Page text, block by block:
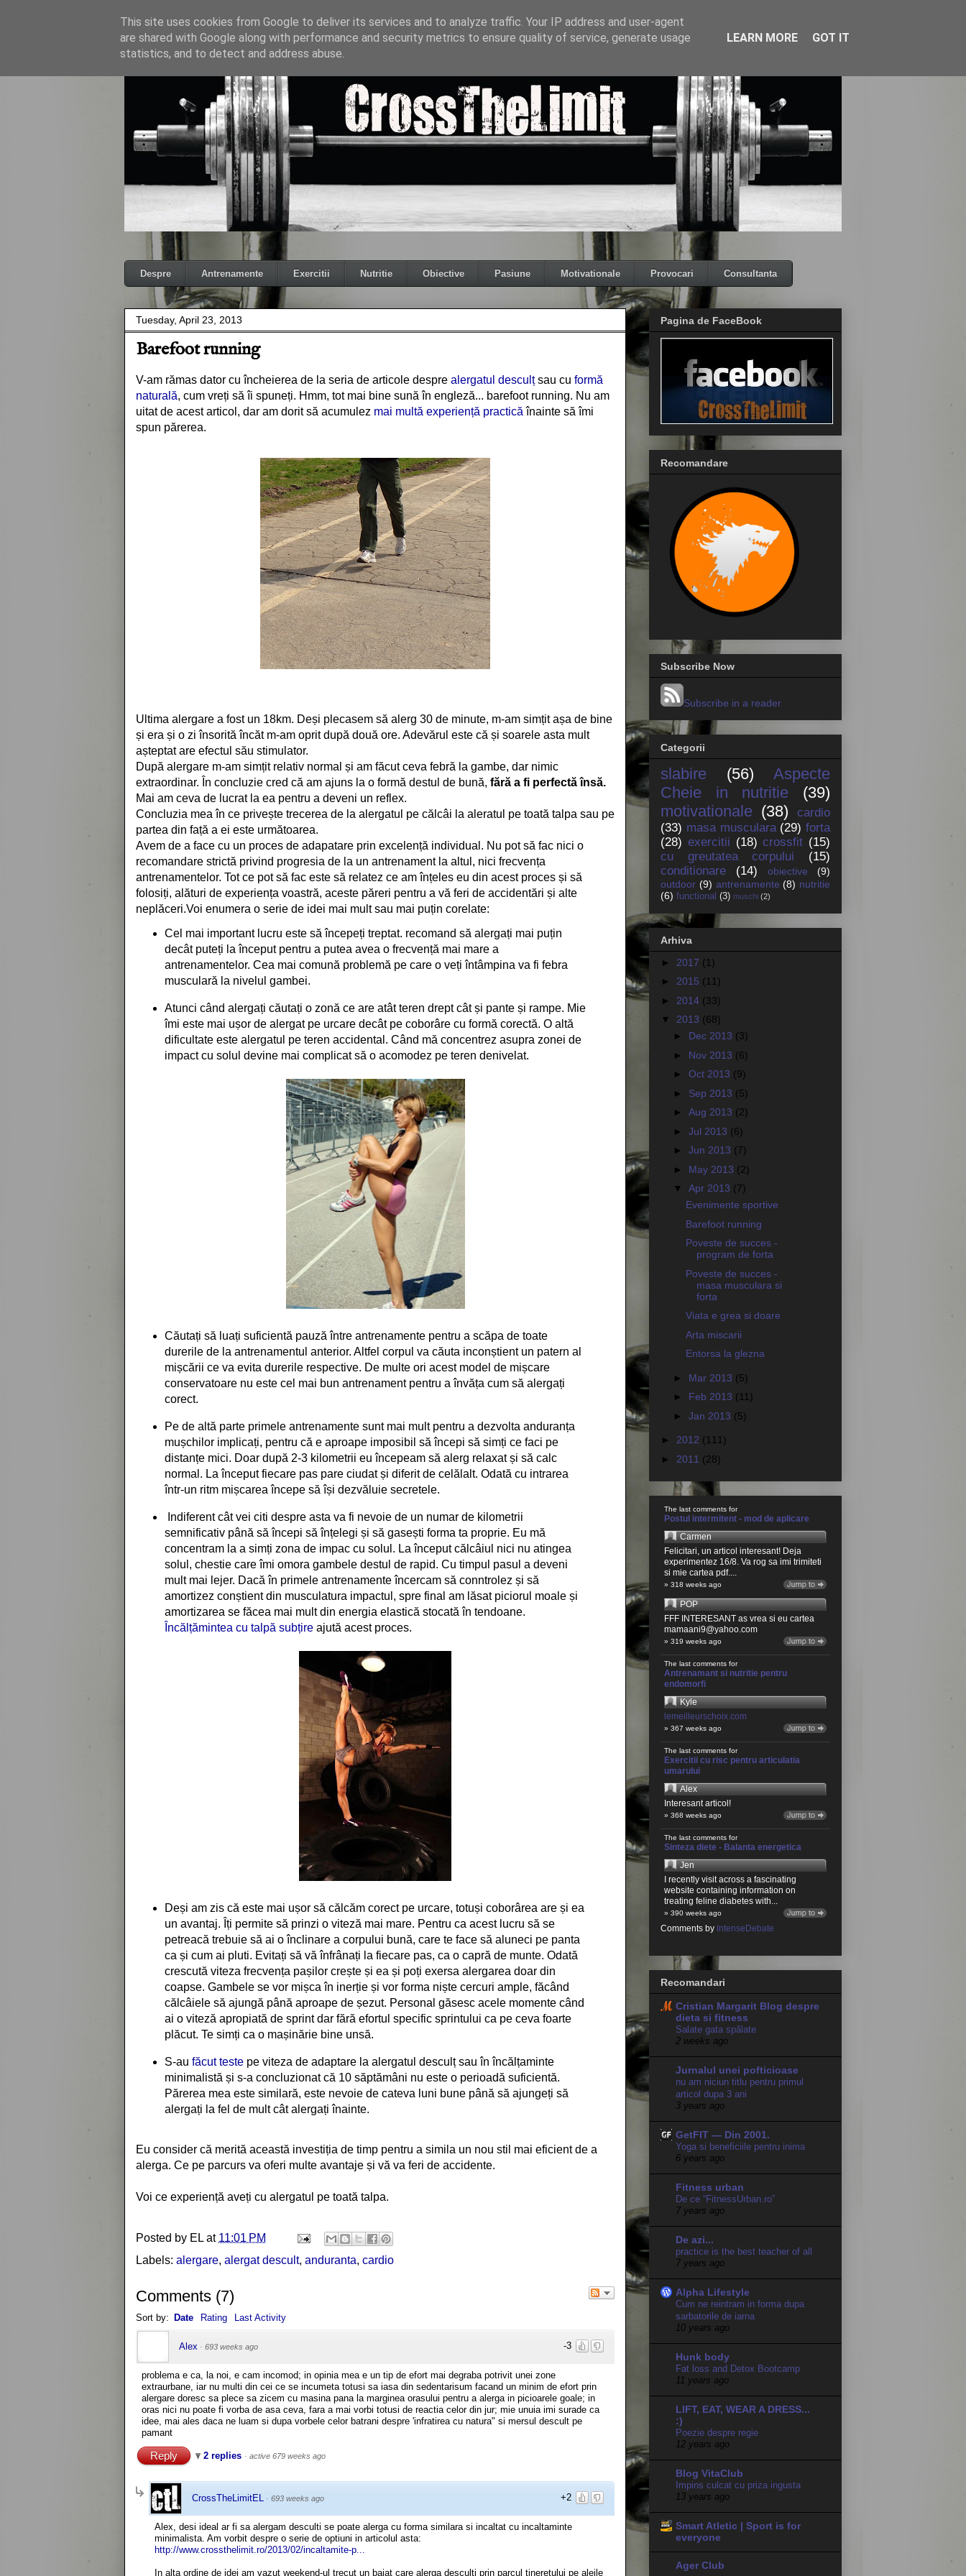
Despre Antrenamente Exercitii Nutritie Obiective Pasiune Motivationale Provocari Consultanta
Tuesday, April 23, 2013
Barefoot running
V-am rămas dator cu încheierea de la seria de articole despre alergatul desculțsau cu formă
naturală, cum vreți să îi spuneți. Hmm, tot mai bine sună în engleză... barefoot running. Nu am
uitat de acest articol, dar am dorit să acumulez mai multă experiență practică înainte să îmi
spun părerea.
Ultima alergare a fost un 18km. Deși plecasem să alerg 30 de minute, m-am simțit așa de bine
și era și o zi însorită încăt m-am oprit după două ore. Adevărul este că și soarele asta mult
așteptat are efectul său stimulator.
După alergare m-am simțit relativ normal și am făcut ceva febră la gambe, dar nimic
extraordinar. În concluzie cred că am ajuns la o formă destul de bună, fără a fi perfectă însă.
Mai am ceva de lucrat la ea pentru a deveni un reflex.
Concluzia mea în ce privește trecerea de la alergatul pe călcâi la aleratul pe toată talpa sau pe
partea din față a ei este următoarea.
Avem de a face cu un proces de adapatare prin excelență individual. Nu pot să fac nici o
recomandare strictă privind progresia de la un antrenament la altul, nici frecvența
antrenamentelor. Tot ce pot să fac este să relatez ce am înțeles eu din acest proces și să
folosiți, alături de experiența voastră, aceste păreri pentru a vă feri de accidentări și alte
neplăceri.Voi enumera o serie de idei mai mult sau mai puțin corelate:
Cel mai important lucru este să începeți treptat. recomand să alergați mai puțin
decât puteți la început pentru a putea avea o frecvență mai mare a
antrenamentelor. Cea mai comună problemă pe care o veți întâmpina va fi febra
musculară la nivelul gambei.
Atunci când alergați căutați o zonă ce are atât teren drept cât și pante și rampe. Mie
îmi este mai ușor de alergat pe urcare decât pe coborâre cu formă corectă. O altă
dificultate este alergatul pe teren accidental. Când mă concentrez asupra zonei de
impact cu solul devine mai complicat să o acomodez pe teren denivelat.
Căutați să luați suficientă pauză între antrenamente pentru a scăpa de toate
durerile de la antrenamentul anterior. Altfel corpul va căuta inconștient un patern al
mișcării ce va evita durerile respective. De multe ori acest model de mișcare
conservatoare nu este cel mai bun antrenament pentru a învăța cum să alergați
corect.
Pe de altă parte primele antrenamente sunt mai mult pentru a dezvolta anduranța
mușchilor implicați, pentru că e aproape imposibil să începi să simți ce faci pe
distanțe mici. Doar după 2-3 kilometrii eu începeam să alerg relaxat și să calc
normal. La început fiecare pas pare ciudat și diferit de celălalt. Odată cu intrarea
într-un ritm mișcarea începe să își dezvăluie secretele.
Indiferent cât vei citi despre asta va fi nevoie de un numar de kilometrii
semnificativ până să începi să înțelegi și să gasești forma ta proprie. Eu mă
concentram la a simți zona de impac cu solul. La început călcâiul nici nu atingea
solul, chestie care îmi omora gambele destul de rapid. Cu timpul pasul a deveni
mult mai lejer. Dacă în primele antrenamente încercam să conntrolez și să
amortizez conștient din musculatura impactul, spre final am lăsat piciorul moale și
amortizarea se făcea mai mult din energia elastică stocată în tendoane.
Încălțămintea cu talpă subțire ajută acest proces.
Deși am zis că este mai ușor să călcăm corect pe urcare, totuși coborârea are și ea
un avantaj. Îți permite să prinzi o viteză mai mare. Pentru ca acest lucru să se
petreacă trebuie să ai o înclinare a corpului bună, care te face să aluneci pe panta
ca și cum ai pluti. Evitați să vă înfrânați la fiecare pas, ca o capră de munte. Odată
crescută viteza frecvența pașilor crește și ea și poți exersa alergarea doar din
coapse. Gambele se vor mișca în inerție și vor forma niște cercuri ample, făcând
călcâiele să ajungă până aproape de șezut. Personal găsesc acele momente când
ai o viteză apropiată de sprint dar fără efortul specific sprintului ca pe ceva foarte
plăcut. Te simți ca o mașinărie bine unsă.
S-au făcut teste pe viteza de adaptare la alergatul desculț sau în încălțaminte
minimalistă și s-a concluzionat că 10 săptămâni nu este o perioadă suficientă.
Părerea mea este similară, este nevoie de cateva luni bune până să ajungeți să
alergați la fel de mult cât alergați înainte.
Eu consider că merită această investiția de timp pentru a simila un nou stil mai eficient de a
alerga. Ce pe parcurs va oferi multe avantaje și vă va feri de accidente.
Voi ce experiență aveți cu alergatul pe toată talpa.
Posted by EL at 11:01 PM
Labels: alergare, alergat descult, anduranta, cardio
Comments (7)
Sort by: Date Rating Last Activity
-3
Alex · 693 weeks ago
problema e ca, la noi, e cam incomod; in opinia mea e un tip de efort mai degraba potrivit unei zone
extraurbane, iar nu multi din cei ce se incumeta totusi sa iasa din sedentarisum facand un minim de efort prin
alergare doresc sa plece sa zicem cu masina pana la marginea orasului pentru a alerga in picioarele goale; in
oras nici nu poate fi vorba de asa ceva, fara a mai vorbi totusi de reactia celor din jur; mie unuia imi surade ca
idee, mai ales daca ne luam si dupa vorbele celor batrani despre 'infratirea cu natura" si mersul descult pe
pamant
Reply 2 replies · active 679 weeks ago
+2
CrossTheLimitEL · 693 weeks ago
Alex, desi ideal ar fi sa alergam desculti se poate alerga cu forma similara si incaltat cu incaltaminte
minimalista. Am vorbit despre o serie de optiuni in articolul asta:
http://www.crossthelimit.ro/2013/02/incaltamite-p...
In alta ordine de idei am vazut weekend-ul trecut un baiat care alerga desculti prin parcul tineretului pe aleile
Pagina de FaceBook
Recomandare
Subscribe Now
Subscribe in a reader
Categorii
slabire (56)
Aspecte
Cheie in nutritie
(39)
motivationale (38)
cardio
(33) masa musculara (29) forta
(28) exercitii (18) crossfit (15)
cu greutatea corpului
(15)
conditionare
(14) obiective
(9)
outdoor (9) antrenamente (8) nutritie
(6) functional (3) muschi (2)
Arhiva
► 2017 (1)
► 2015 (11)
► 2014 (33)
▼ 2013 (68)
► Dec 2013 (3)
► Nov 2013 (6)
► Oct 2013 (9)
► Sep 2013 (5)
► Aug 2013 (2)
► Jul 2013 (6)
► Jun 2013 (7)
► May 2013 (2)
▼ Apr 2013 (7)
Evenimente sportive
Barefoot running
Poveste de succes -
program de forta
Poveste de succes -
masa musculara si
forta
Viata e grea si doare
Arta miscarii
Entorsa la glezna
► Mar 2013 (5)
► Feb 2013 (11)
► Jan 2013 (5)
► 2012 (111)
► 2011 (28)
The last comments for
Postul intermitent - mod de aplicare
Carmen
Felicitari, un articol interesant! Deja
experimentez 16/8. Va rog sa imi trimiteti
si mie cartea pdf....
» 318 weeks ago
POP
FFF INTERESANT as vrea si eu cartea
mamaani9@yahoo.com
» 319 weeks ago
The last comments for
Antrenamant si nutritie pentru
endomorfi
Kyle
lemeilleurschoix.com
» 367 weeks ago
The last comments for
Exercitii cu risc pentru articulatia
umarului
Alex
Interesant articol!
» 368 weeks ago
The last comments for
Sinteza diete - Balanta energetica
Jen
I recently visit across a fascinating
website containing information on
treating feline diabetes with...
» 390 weeks ago
Comments by IntenseDebate
Recomandari
Cristian Margarit Blog despre
dieta si fitness
Salate gata spălate
2 weeks ago
Jurnalul unei pofticioase
nu am niciun titlu pentru primul
articol dupa 3 ani
3 years ago
GetFIT — Din 2001.
Yoga si beneficiile pentru inima
6 years ago
Fitness urban
De ce “FitnessUrban.ro”
7 years ago
De azi...
practice is the best teacher of all
7 years ago
Alpha Lifestyle
Cum ne reintram in forma dupa
sarbatorile de iarna
10 years ago
Hunk body
Fat loss and Detox Bootcamp
11 years ago
LIFT, EAT, WEAR A DRESS...
:)
Poezie despre regie
12 years ago
Blog VitaClub
Impins culcat cu priza ingusta
13 years ago
Smart Atletic | Sport is for
everyone
Ager Club
This site uses cookies from Google to deliver its services and to analyze traffic. Your IP address and user-agent
are shared with Google along with performance and security metrics to ensure quality of service, generate usage
statistics, and to detect and address abuse.
LEARN MORE GOT IT